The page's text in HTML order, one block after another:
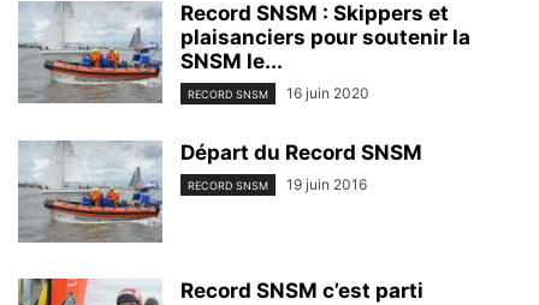
Record SNSM : Skippers et
plaisanciers pour soutenir la
SNSM le...
RECORD SNSM 16 juin 2020
Départ du Record SNSM
RECORD SNSM 19 juin 2016
Record SNSM c’est parti